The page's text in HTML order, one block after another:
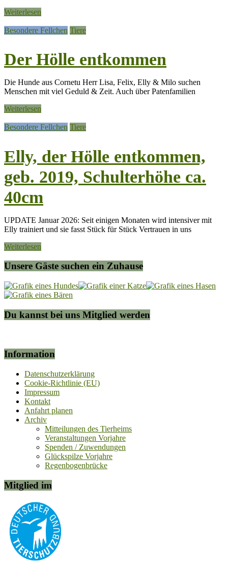
Weiterlesen
Besondere Fellchen Tiere
Der Hölle entkommen
Die Hunde aus Cornetu Herr Lisa, Felix, Elly & Milo suchen
Menschen mit viel Geduld & Zeit. Auch über Patenfamilien
Weiterlesen
Besondere Fellchen Tiere
Elly, der Hölle entkommen,
geb. 2019, Schulterhöhe ca.
40cm
UPDATE Januar 2026: Seit einigen Monaten wird intensiver mit
Elly trainiert und sie fasst Stück für Stück Vertrauen in uns
Weiterlesen
Unsere Gäste suchen ein Zuhause
Du kannst bei uns Mitglied werden
Information
Datenschutzerklärung
Cookie-Richtlinie (EU)
Impressum
Kontakt
Anfahrt planen
Archiv
Mitteilungen des Tierheims
Veranstaltungen Vorjahre
Spenden / Zuwendungen
Glückspilze Vorjahre
Regenbogenbrücke
Mitglied im